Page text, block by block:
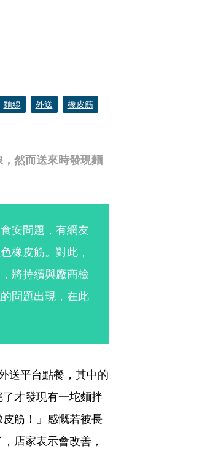
然而送來時發現麵
麵線 外送 橡皮筋
安問題，有網友
橡皮筋。對此，
將持續與廠商檢
問題出現，在此
送平台點餐，其中的
才發現有一坨麵拌
筋！」感慨若被長
店家表示會改善，